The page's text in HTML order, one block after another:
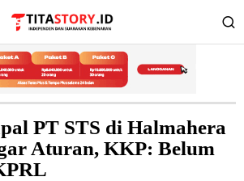
PT STS di Halmahera
Aturan, KKP: Belum